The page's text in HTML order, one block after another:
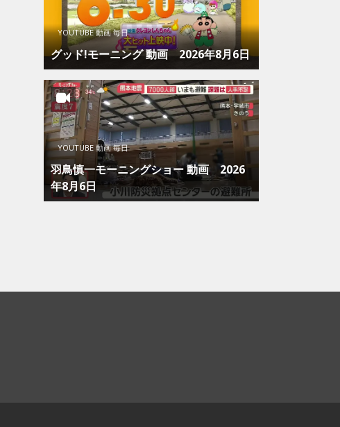
YOUTUBE 動画 毎日
グッド!モーニング 動画 2026年8月6日
YOUTUBE 動画 毎日
羽鳥慎一モーニングショー 動画 2026
年8月6日